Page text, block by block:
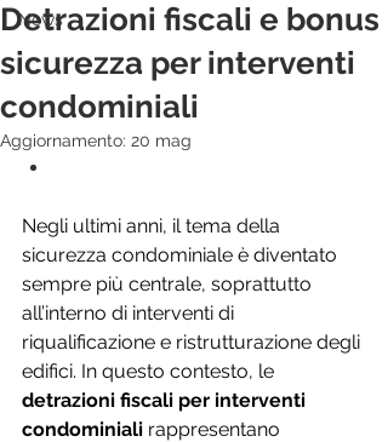
News
Detrazioni fiscali e bonus
sicurezza per interventi
condominiali
Aggiornamento: 20 mag
Negli ultimi anni, il tema della
sicurezza condominiale è diventato
sempre più centrale, soprattutto
all’interno di interventi di
riqualificazione e ristrutturazione degli
edifici. In questo contesto, le
detrazioni fiscali per interventi
condominiali rappresentano